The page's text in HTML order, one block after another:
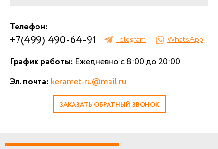
Телефон:
+7(499) 490-64-91 Telegram WhatsApp
График работы: Ежедневно с 8:00 до 20:00
Эл. почта:keramet-ru@mail.ru
ЗАКАЗАТЬ ОБРАТНЫЙ ЗВОНОК